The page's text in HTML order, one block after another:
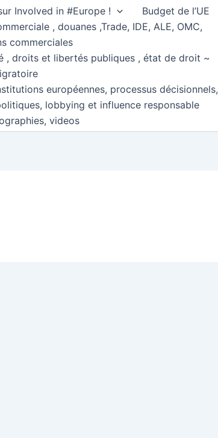
Involved in #Europe !
Budget de l’UE
, douanes ,Trade, IDE, ALE, OMC,
commerciales
, droits et libertés publiques , état de droit ~
européennes, processus décisionnels,
lobbying et influence responsable
videos